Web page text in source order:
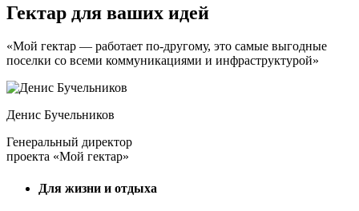
Гектар для ваших идей
«Мой гектар — работает по-другому, это самые выгодные
поселки со всеми коммуникациями и инфраструктурой»
Денис Бучельников
Генеральный директор
проекта «Мой гектар»
Для жизни и отдыха